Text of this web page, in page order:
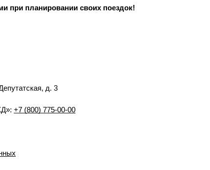
при планировании своих поездок!
д. 3
+7 (800) 775-00-00